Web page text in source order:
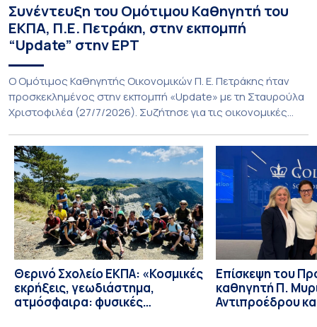
Συνέντευξη του Ομότιμου Καθηγητή του
ΕΚΠΑ, Π.Ε. Πετράκη, στην εκπομπή
“Update” στην ΕΡΤ
O Ομότιμος Καθηγητής Οικονομικών Π. Ε. Πετράκης ήταν
προσκεκλημένος στην εκπομπή «Update» με τη Σταυρούλα
Χριστοφιλέα (27/7/2026). Συζήτησε για τις οικονομικές
Ευρώπη από τις εξελίξεις στον πόλεμο ΗΠΑ – Ιράν, καθώς
και για τη διακύμανση των τιμών στα καύσιμα. Για να δείτε τη
συνέντευξη, πατήστε εδώ.
Θερινό Σχολείο ΕΚΠΑ: «Κοσμικές
εκρήξεις, γεωδιάστημα,
ατμόσφαιρα: φυσικές
Eπίσκεψη του
καθηγητή Π.
Αντιπροέδρου